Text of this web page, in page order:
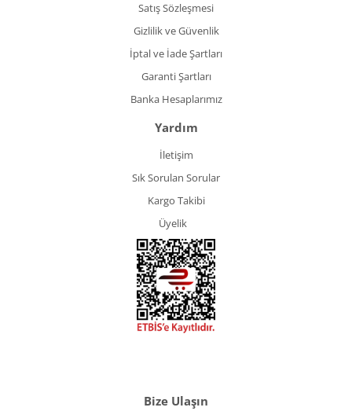
Satış Sözleşmesi
Gizlilik ve Güvenlik
İptal ve İade Şartları
Garanti Şartları
Banka Hesaplarımız
Yardım
İletişim
Sık Sorulan Sorular
Kargo Takibi
Üyelik
Bize Ulaşın